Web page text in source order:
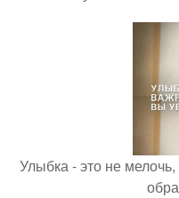
Улыбка - это не